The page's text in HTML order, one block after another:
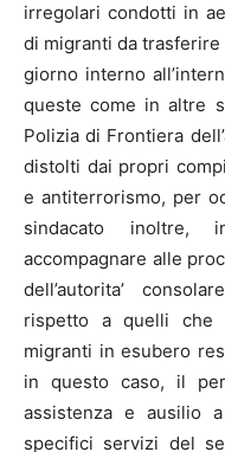
irregolari condotti in
di migranti da trasferire
giorno interno
queste come in altre
Polizia di Frontiera
distolti dai propri
e antiterrorismo, per
sindacato
accompagnare alle
dell’autorita’
rispetto a quelli che
migranti in esubero
in questo caso, il
assistenza e ausilio
specifici servizi del